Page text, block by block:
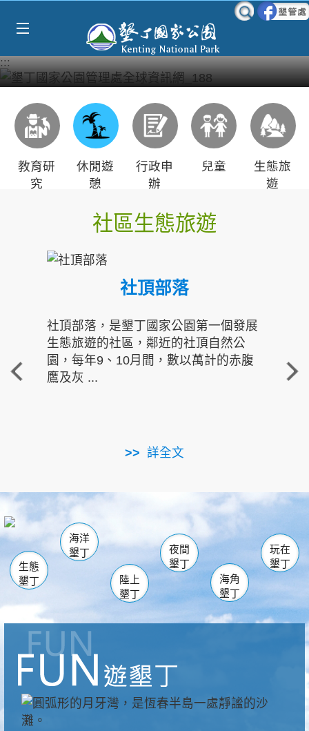
:::
教育研
究
休閒遊
憩
行政申
辦
兒童
生態旅
遊
社區生態旅遊
社頂部落
社頂部落，是墾丁國家公園第一個發展
生態旅遊的社區，鄰近的社頂自然公
園，每年9、10月間，數以萬計的赤腹
鷹及灰 ...
詳全文
重
走進
南仁湖
海生館
恆春 佳樂水
龍鑾潭自然中心 森林遊樂區
瓊麻館
關山 墾管處遊客中心
社頂公園 風吹沙
船帆石
白砂 龍磐公園
香蕉灣
砂島
鵝鑾鼻
生態
墾丁
海洋
墾丁
陸上
墾丁
夜間
墾丁
海角
墾丁
玩在
墾丁